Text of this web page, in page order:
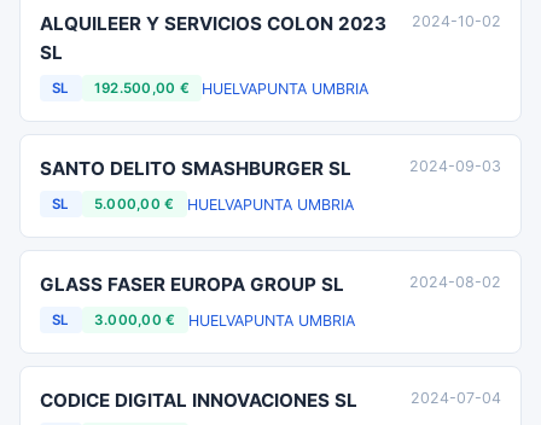
ALQUILEER Y SERVICIOS COLON 2023
SL
SL 192.500,00 € HUELVAPUNTA UMBRIA
2024-10-02
SANTO DELITO SMASHBURGER SL
SL 5.000,00 € HUELVAPUNTA UMBRIA
2024-09-03
GLASS FASER EUROPA GROUP SL
SL 3.000,00 € HUELVAPUNTA UMBRIA
2024-08-02
CODICE DIGITAL INNOVACIONES SL 2024-07-04